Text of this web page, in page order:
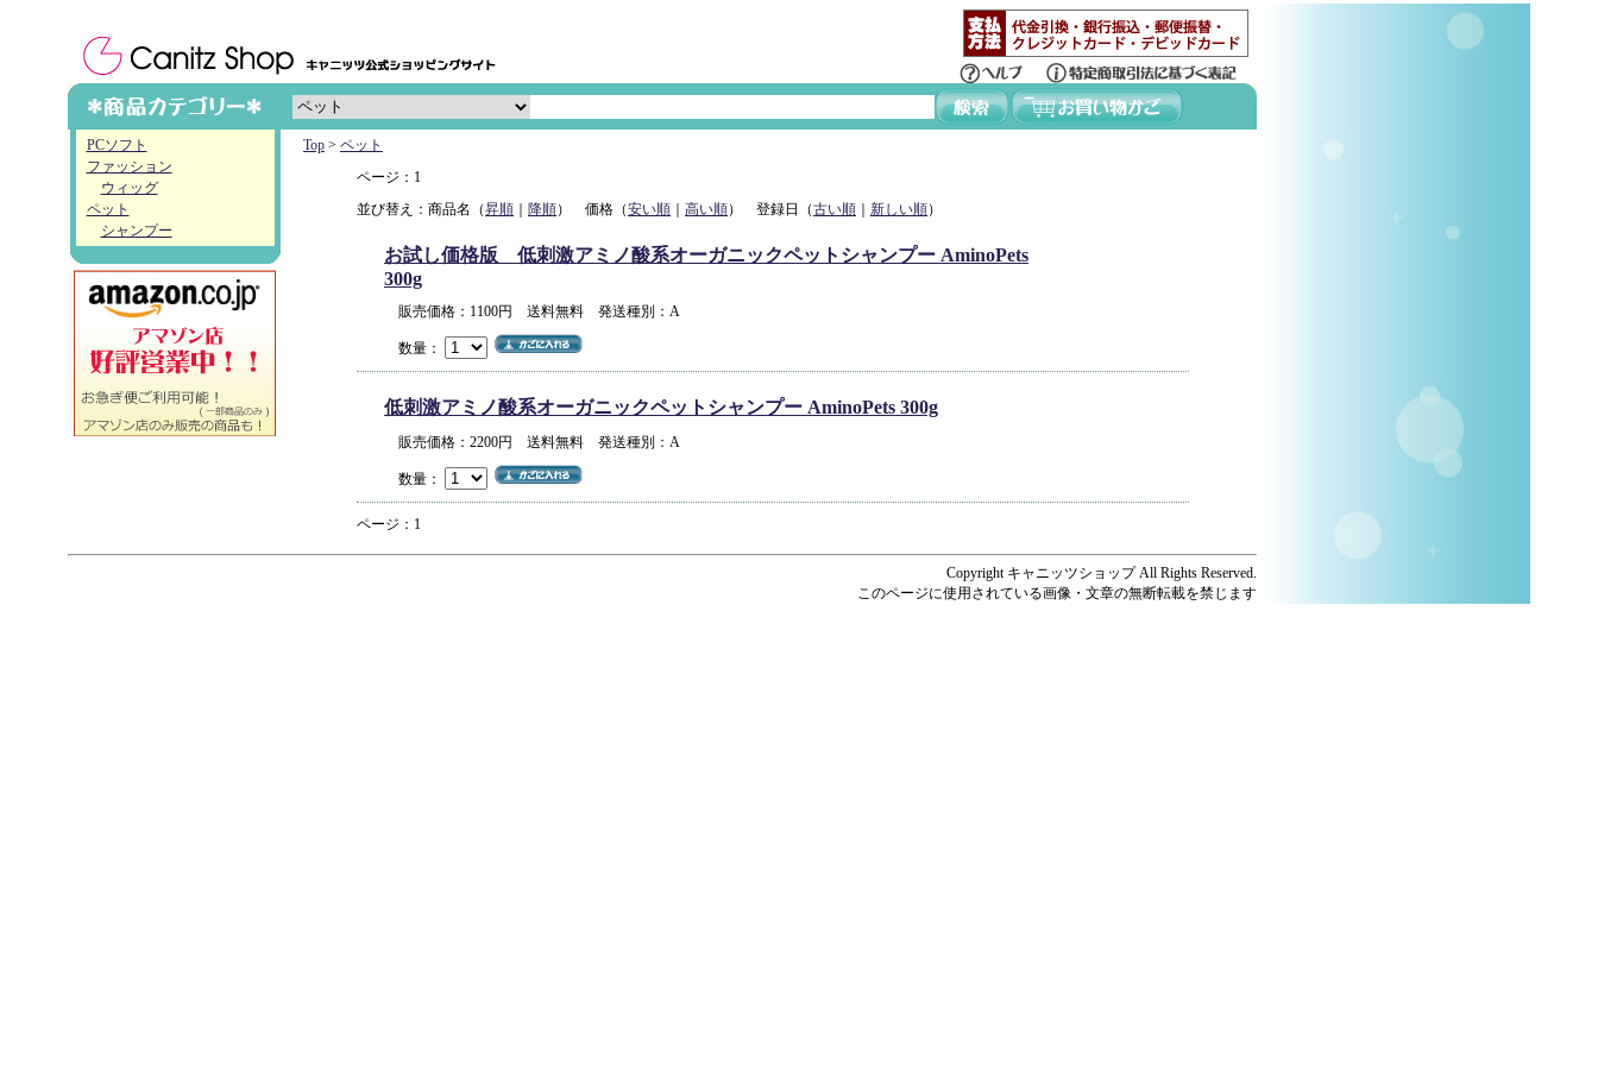
PCソフト
ファッション
ウィッグ
ペット
シャンプー
Top > ペット
ページ：1
並び替え：商品名（昇順 降順） 価格（安い順 高い順） 登録日（古い順 新しい順）
お試し価格版 低刺激アミノ酸系オーガニックペットシャンプー AminoPets
300g
販売価格：1100円 送料無料 発送種別：A
数量：
低刺激アミノ酸系オーガニックペットシャンプー AminoPets 300g
販売価格：2200円 送料無料 発送種別：A
数量：
ページ：1
Copyright キャニッツショップ All Rights Reserved.
このページに使用されている画像・文章の無断転載を禁じます